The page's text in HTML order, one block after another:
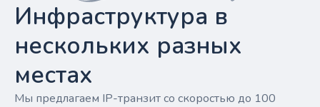
Инфраструктура в
нескольких разных
местах
Мы предлагаем IP-транзит со скоростью до 100